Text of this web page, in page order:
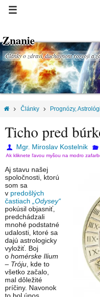
Znanie
Články o zdraví, duchovnom rozvoji a
Články Prognózy,
Ticho pred
Mgr. Miroslav Kostelnik
Ak kliknete ľavou myšou na modro
Aj stavu našej
spoločnosti, ktorú
som sa
v predošlých
častiach
„Odysey“
pokúsil objasniť,
predchádzali
mnohé podstatné
udalosti, ktoré sa
dajú astrologicky
vyložiť. Boj
o homérske Ilium
– Tróju , kde to
všetko začalo,
mal dôležité
príčiny. Navonok